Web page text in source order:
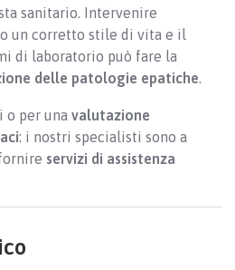
sanitario. Intervenire
un corretto stile di vita e il
di laboratorio può fare la
delle patologie epatiche.
per una valutazione
: i nostri specialisti sono a
servizi di assistenza